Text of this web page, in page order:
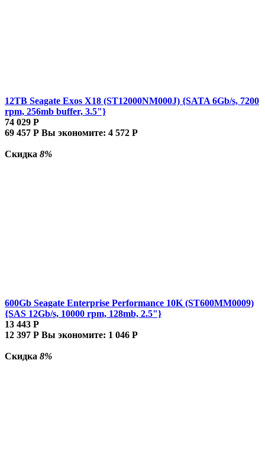
12TB Seagate Exos X18 (ST12000NM000J) {SATA 6Gb/s, 7200
rpm, 256mb buffer, 3.5"}
74 029 Р
69 457 Р Вы экономите: 4 572 Р
Скидка 8%
600Gb Seagate Enterprise Performance 10K (ST600MM0009)
{SAS 12Gb/s, 10000 rpm, 128mb, 2.5"}
13 443 Р
12 397 Р Вы экономите: 1 046 Р
Скидка 8%